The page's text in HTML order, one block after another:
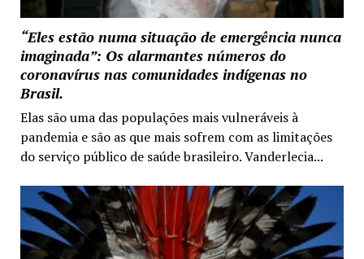
“Eles estão numa situação de emergência nunca
imaginada”: Os alarmantes números do
coronavírus nas comunidades indígenas no
Brasil.
Elas são uma das populações mais vulneráveis à
pandemia e são as que mais sofrem com as limitações
do serviço público de saúde brasileiro. Vanderlecia...